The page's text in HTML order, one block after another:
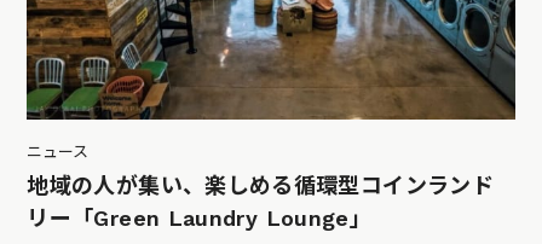
ニュース
地域の人が集い、楽しめる循環型コインランド
リー「Green Laundry Lounge」